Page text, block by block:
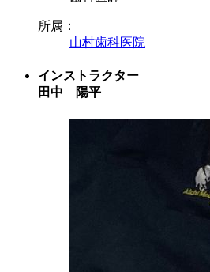
所属：
山村歯科医院
インストラクター
田中 陽平